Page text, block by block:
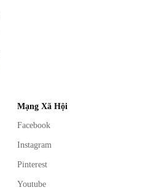
Mạng Xã Hội
Facebook
Instagram
Pinterest
Youtube